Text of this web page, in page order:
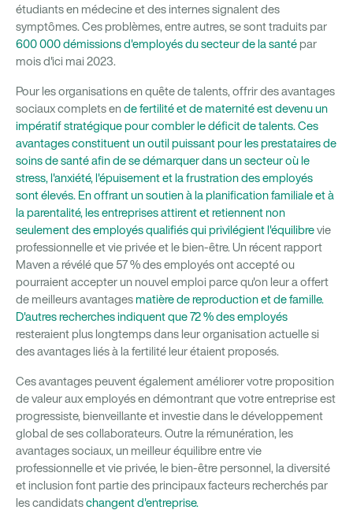
étudiants en médecine et des internes signalent des
symptômes. Ces problèmes, entre autres, se sont traduits par
600 000 démissions d'employés du secteur de la santé par
mois d'ici mai 2023.
Pour les organisations en quête de talents, offrir des avantages
sociaux complets ende fertilité et de maternité est devenu un
impératif stratégique pour combler le déficit de talents. Ces
avantages constituent un outil puissant pour les prestataires de
soins de santé afin de se démarquer dans un secteur où le
stress, l'anxiété, l'épuisement et la frustration des employés
sont élevés. En offrant un soutien à la planification familiale et à
la parentalité, les entreprises attirent et retiennent non
seulement des employés qualifiés qui privilégient l'équilibrevie
professionnelle et vie privée et le bien-être. Un récent rapport
Maven a révélé que 57 % des employés ont accepté ou
pourraient accepter un nouvel emploi parce qu'on leur a offert
de meilleurs avantagesmatière de reproduction et de famille.
D'autres recherches indiquent que72 % des employés
resteraient plus longtemps dans leur organisation actuelle si
des avantages liés à la fertilité leur étaient proposés.
Ces avantages peuvent également améliorer votre proposition
de valeur aux employés en démontrant que votre entreprise est
progressiste, bienveillante et investie dans le développement
global de ses collaborateurs. Outre la rémunération, les
avantages sociaux, un meilleur équilibre entre vie
professionnelle et vie privée, le bien-être personnel, la diversité
et inclusion font partie des principaux facteurs recherchés par
les candidatschangent d'entreprise.